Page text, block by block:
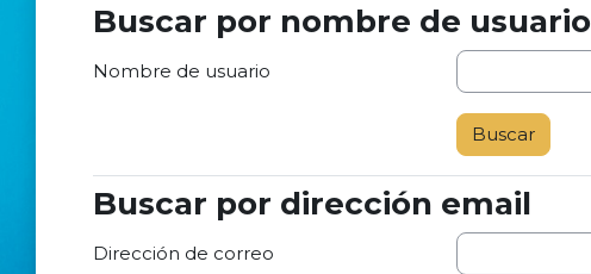
Buscar por nombre de usuario
Buscar por nombre de usuario
Nombre de usuario
Buscar por dirección email
Buscar por dirección email
Dirección de correo